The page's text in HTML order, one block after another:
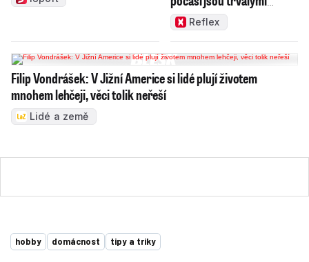
problémy Česka
Reflex
Filip Vondrášek: V Jižní Americe si lidé plují životem
mnohem lehčeji, věci tolik neřeší
Lidé a země
hobby domácnost tipy a triky